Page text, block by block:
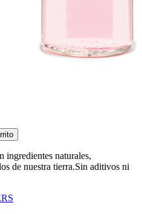
ingredientes naturales,
de nuestra tierra.Sin aditivos ni